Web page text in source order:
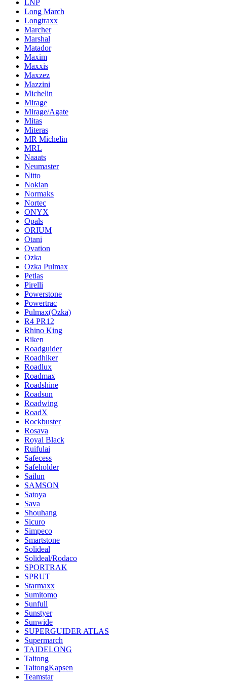
LNP
Long March
Longtraxx
Marcher
Marshal
Matador
Maxim
Maxxis
Maxzez
Mazzini
Michelin
Mirage
Mirage/Agate
Mitas
Miteras
MR Michelin
MRL
Naaats
Neumaster
Nitto
Nokian
Normaks
Nortec
ONYX
Opals
ORIUM
Otani
Ovation
Ozka
Ozka Pulmax
Petlas
Pirelli
Powerstone
Powertrac
Pulmax(Ozka)
R4 PR12
Rhino King
Riken
Roadguider
Roadhiker
Roadlux
Roadmax
Roadshine
Roadsun
Roadwing
RoadX
Rockbuster
Rosava
Royal Black
Ruifulai
Safecess
Safeholder
Sailun
SAMSON
Satoya
Sava
Shouhang
Sicuro
Simpeco
Smartstone
Solideal
Solideal/Rodaco
SPORTRAK
SPRUT
Starmaxx
Sumitomo
Sunfull
Sunstyer
Sunwide
SUPERGUIDER ATLAS
Supermarch
TAIDELONG
Taitong
TaitongKapsen
Teamstar